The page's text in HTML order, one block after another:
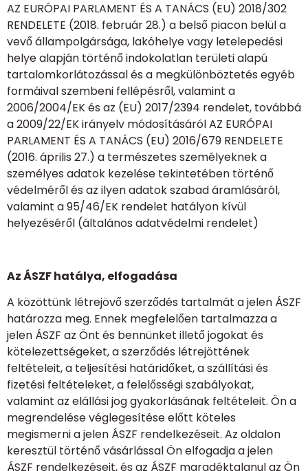
AZ EURÓPAI PARLAMENT ÉS A TANÁCS (EU) 2018/302
RENDELETE (2018. február 28.) a belső piacon belül a
vevő állampolgársága, lakóhelye vagy letelepedési
helye alapján történő indokolatlan területi alapú
tartalomkorlátozással és a megkülönböztetés egyéb
formáival szembeni fellépésről, valamint a
2006/2004/EK és az (EU) 2017/2394 rendelet, továbbá
a 2009/22/EK irányelv módosításáról AZ EURÓPAI
PARLAMENT ÉS A TANÁCS (EU) 2016/679 RENDELETE
(2016. április 27.) a természetes személyeknek a
személyes adatok kezelése tekintetében történő
védelméről és az ilyen adatok szabad áramlásáról,
valamint a 95/46/EK rendelet hatályon kívül
helyezéséről (általános adatvédelmi rendelet)
Az ÁSZF hatálya, elfogadása
A közöttünk létrejövő szerződés tartalmát a jelen ÁSZF
határozza meg. Ennek megfelelően tartalmazza a
jelen ÁSZF az Önt és bennünket illető jogokat és
kötelezettségeket, a szerződés létrejöttének
feltételeit, a teljesítési határidőket, a szállítási és
fizetési feltételeket, a felelősségi szabályokat,
valamint az elállási jog gyakorlásának feltételeit. Ön a
megrendelése véglegesítése előtt köteles
megismerni a jelen ÁSZF rendelkezéseit. Az oldalon
keresztül történő vásárlással Ön elfogadja a jelen
ÁSZF rendelkezéseit, és az ÁSZF maradéktalanul az Ön